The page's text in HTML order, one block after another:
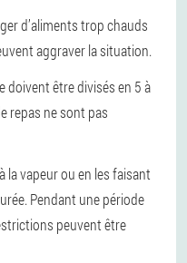
d’aliments trop chauds
aggraver la situation.
doivent être divisés en 5 à
repas ne sont pas
la vapeur ou en les faisant
Pendant une période
peuvent être